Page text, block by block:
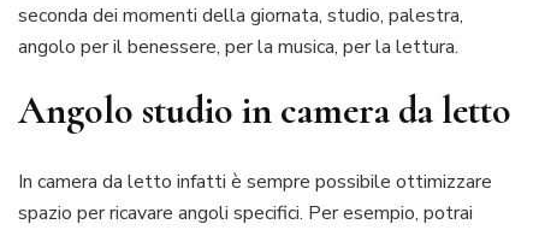
seconda dei momenti della giornata, studio, palestra,
angolo per il benessere, per la musica, per la lettura.
Angolo studio in camera da letto
In camera da letto infatti è sempre possibile ottimizzare
spazio per ricavare angoli specifici. Per esempio, potrai